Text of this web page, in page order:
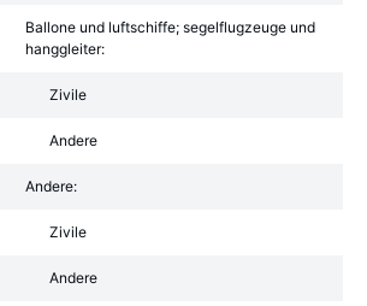
Ballone und luftschiffe; segelflugzeuge und
hanggleiter:
Zivile
Andere
Andere:
Zivile
Andere